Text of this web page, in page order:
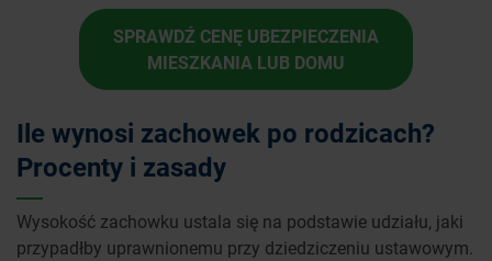
SPRAWDŹ CENĘ UBEZPIECZENIA
MIESZKANIA LUB DOMU
Ile wynosi zachowek po rodzicach?
Procenty i zasady
Wysokość zachowku ustala się na podstawie udziału, jaki
przypadłby uprawnionemu przy dziedziczeniu ustawowym.